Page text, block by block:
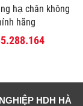
hạ chân không
hãng
HDH HÀ